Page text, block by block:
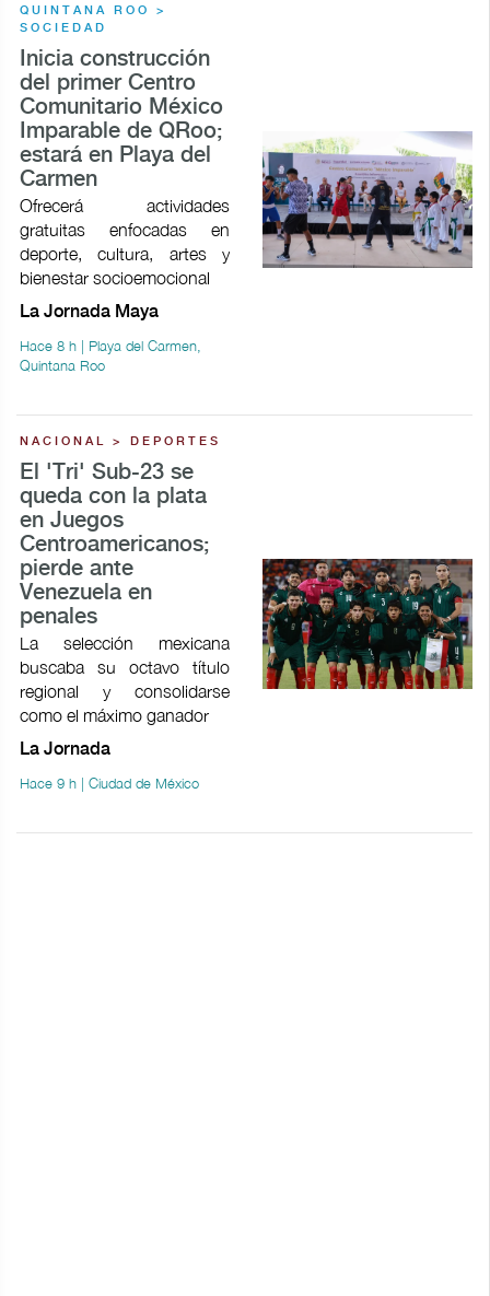
QUINTANA ROO >
SOCIEDAD
Inicia construcción
del primer Centro
Comunitario México
Imparable de QRoo;
estará en Playa del
Carmen
Ofrecerá actividades
gratuitas enfocadas en
deporte, cultura, artes y
bienestar socioemocional
La Jornada Maya
Hace 8 h | Playa del Carmen,
Quintana Roo
NACIONAL > DEPORTES
El 'Tri' Sub-23 se
queda con la plata
en Juegos
Centroamericanos;
pierde ante
Venezuela en
penales
La selección mexicana
buscaba su octavo título
regional y consolidarse
como el máximo ganador
La Jornada
Hace 9 h | Ciudad de México